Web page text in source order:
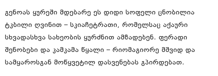
გენოას ყურეში მდებარე ეს დიდი სოფელი ცნობილია
ტკბილი ღვინით – სკიაჩეტრათი, რომელსაც აქაური
სხვადასხვა სახეობის ყურძნით ამზადებენ. ფერადი
შენობები და კამკამა წყალი – რიომაგიორე მშვიდ და
სამყაროსგან მოწყვეტილ დასვენებას გპირდებათ.